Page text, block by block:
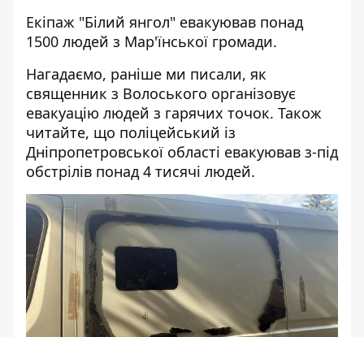
Екіпаж "Білий янгол" евакуював понад
1500 людей з Мар'їнської громади.
Нагадаємо, раніше ми писали, як
священник з Волоського організовує
евакуацію людей з гарячих точок. Також
читайте, що поліцейський із
Дніпропетровської області евакуював з-під
обстрілів понад 4 тисячі людей.